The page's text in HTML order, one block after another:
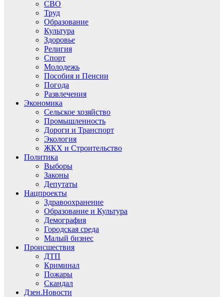
СВО
Труд
Образование
Культура
Здоровье
Религия
Спорт
Молодежь
Пособия и Пенсии
Погода
Развлечения
Экономика
Сельское хозяйство
Промышленность
Дороги и Транспорт
Экология
ЖКХ и Строительство
Политика
Выборы
Законы
Депутаты
Нацпроекты
Здравоохранение
Образование и Культура
Демография
Городская среда
Малый бизнес
Происшествия
ДТП
Криминал
Пожары
Скандал
Дзен.Новости